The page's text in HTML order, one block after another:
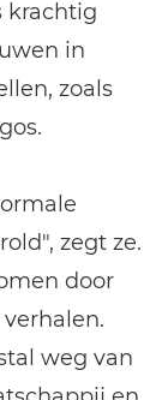
krachtig
in
zoals
zegt ze.
door
weg van